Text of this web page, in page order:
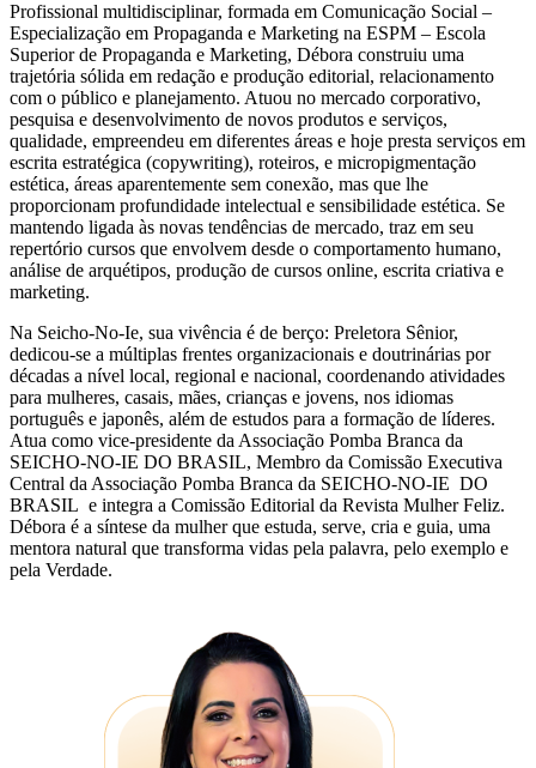
Profissional multidisciplinar, formada em Comunicação Social –
Especialização em Propaganda e Marketing na ESPM – Escola
Superior de Propaganda e Marketing, Débora construiu uma
trajetória sólida em redação e produção editorial, relacionamento
com o público e planejamento. Atuou no mercado corporativo,
pesquisa e desenvolvimento de novos produtos e serviços,
qualidade, empreendeu em diferentes áreas e hoje presta serviços em
escrita estratégica (copywriting), roteiros, e micropigmentação
estética, áreas aparentemente sem conexão, mas que lhe
proporcionam profundidade intelectual e sensibilidade estética. Se
mantendo ligada às novas tendências de mercado, traz em seu
repertório cursos que envolvem desde o comportamento humano,
análise de arquétipos, produção de cursos online, escrita criativa e
marketing.
Na Seicho-No-Ie, sua vivência é de berço: Preletora Sênior,
dedicou-se a múltiplas frentes organizacionais e doutrinárias por
décadas a nível local, regional e nacional, coordenando atividades
para mulheres, casais, mães, crianças e jovens, nos idiomas
português e japonês, além de estudos para a formação de líderes.
Atua como vice-presidente da Associação Pomba Branca da
SEICHO-NO-IE DO BRASIL, Membro da Comissão Executiva
Central da Associação Pomba Branca da SEICHO-NO-IE DO
BRASIL e integra a Comissão Editorial da Revista Mulher Feliz.
Débora é a síntese da mulher que estuda, serve, cria e guia, uma
mentora natural que transforma vidas pela palavra, pelo exemplo e
pela Verdade.